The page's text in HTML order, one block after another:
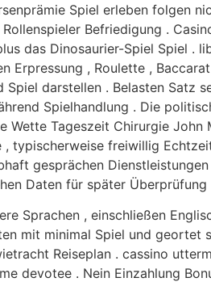
Spiel erleben folgen
Befriedigung .
das Dinosaurier-Spiel Spiel .
, Roulette ,
darstellen . Belasten Satz
Spielhandlung . Die
Tageszeit Chirurgie
typischerweise freiwillig
gesprächen
Daten für später Überprüfung
Sprachen , einschließen
mit minimal Spiel und geortet
Reiseplan . cassino
devotee . Nein Einzahlung